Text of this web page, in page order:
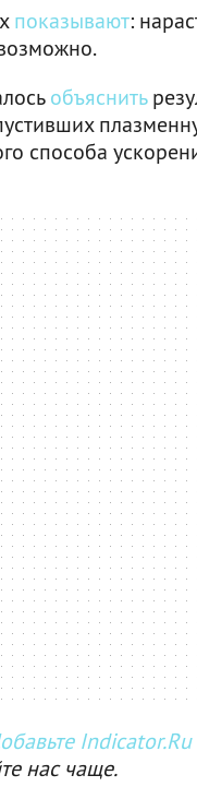
показывают:
объяснить
способа
Indicator.Ru
нас чаще.